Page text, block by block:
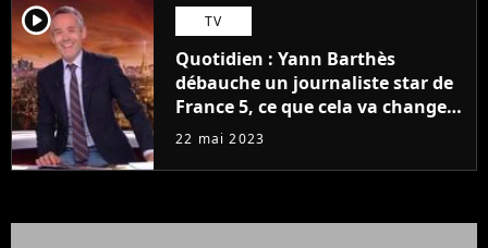
player2 TV
Quotidien : Yann Barthès
débauche un journaliste star de
France 5, ce que cela va changer
à la rentrée
22 mai 2023